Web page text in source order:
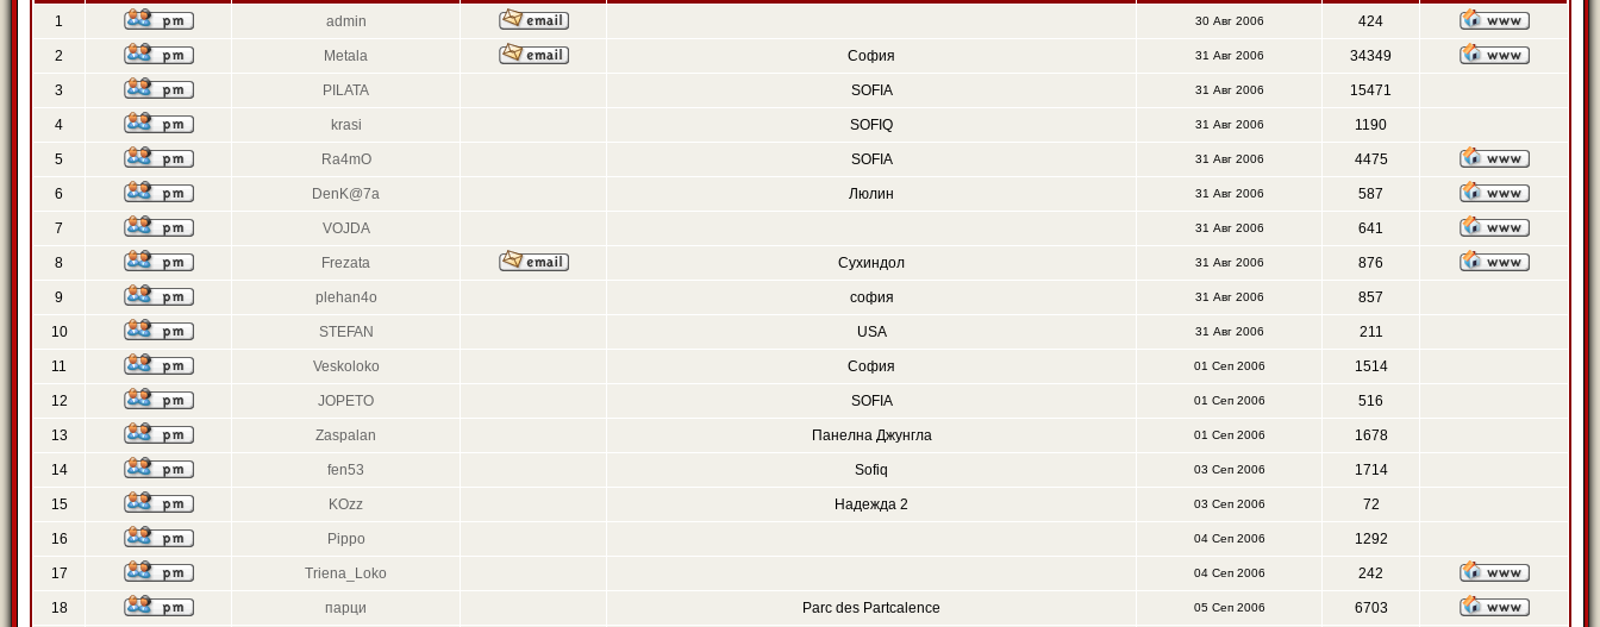
1 admin 30 Авг 2006 424
2 Metala София 31 Авг 2006 34349
3 PILATA SOFIA 31 Авг 2006 15471
4 krasi SOFIQ 31 Авг 2006 1190
5 Ra4mO SOFIA 31 Авг 2006 4475
6 DenK@7a Люлин 31 Авг 2006 587
7 VOJDA 31 Авг 2006 641
8 Frezata Сухиндол 31 Авг 2006 876
9 plehan4o софия 31 Авг 2006 857
10 STEFAN USA 31 Авг 2006 211
11 Veskoloko София 01 Сеп 2006 1514
12 JOPETO SOFIA 01 Сеп 2006 516
13 Zaspalan Панелна Джунгла 01 Сеп 2006 1678
14 fen53 Sofiq 03 Сеп 2006 1714
15 KOzz Надежда 2 03 Сеп 2006 72
16 Pippo 04 Сеп 2006 1292
17 Triena_Loko 04 Сеп 2006 242
18 парци Parc des Partcalence 05 Сеп 2006 6703